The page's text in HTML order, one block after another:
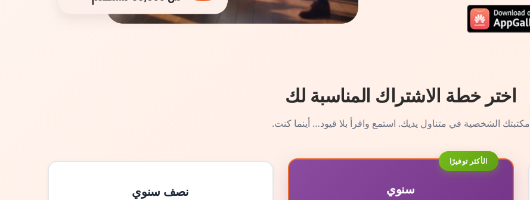
اختر خطة الاشتراك المناسبة لك
مكتبتك الشخصية في متناول يديك. استمع واقرأ بلا قيود… أينما كنت.
الأكثر توفيرًا
سنوي نصف سنوي